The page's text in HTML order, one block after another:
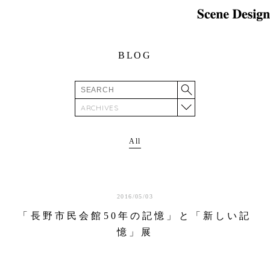
BLOG
ARCHIVES
All
2016/05/03
「長野市民会館50年の記憶」と「新しい記
憶」展